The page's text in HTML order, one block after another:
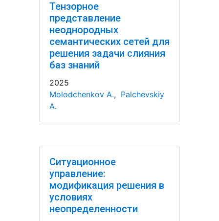
Тензорное
представление
неоднородных
семантических сетей для
решения задачи слияния
баз знаний
2025
Molodchenkov A., Palchevskiy
A.
Ситуационное
управление:
модификация решения в
условиях
неопределенности